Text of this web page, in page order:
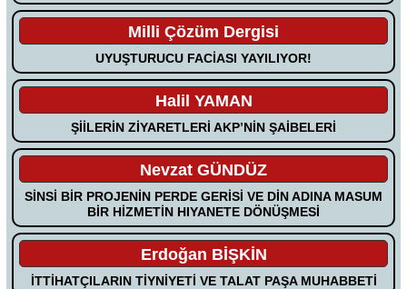
Milli Çözüm Dergisi
UYUŞTURUCU FACİASI YAYILIYOR!
Halil YAMAN
ŞİİLERİN ZİYARETLERİ AKP’NİN ŞAİBELERİ
Nevzat GÜNDÜZ
SİNSİ BİR PROJENİN PERDE GERİSİ VE DİN ADINA MASUM
BİR HİZMETİN HIYANETE DÖNÜŞMESİ
Erdoğan BİŞKİN
İTTİHATÇILARIN TİYNİYETİ VE TALAT PAŞA MUHABBETİ